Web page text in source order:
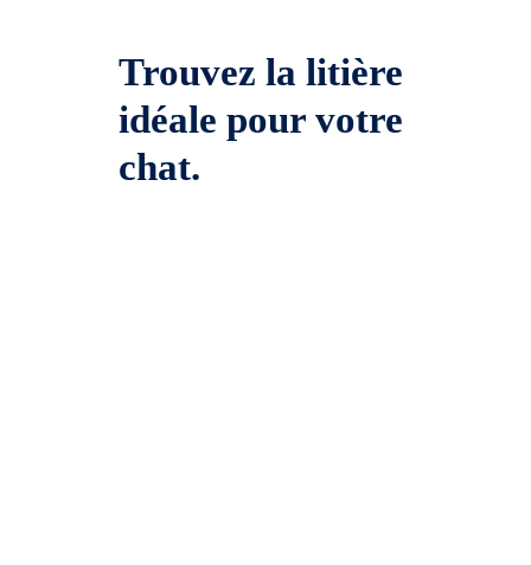
Trouvez la litière
idéale pour votre
chat.